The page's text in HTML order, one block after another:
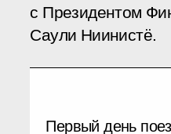
с Президентом
Саули Ниинистё.
Первый день